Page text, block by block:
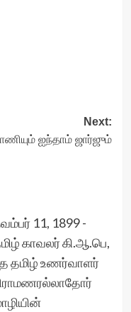
Next:
ஐந்தாம் ஜார்ஜும்
11, 1899 -
காவலர் கி.ஆ.பெ,
தமிழ் உணர்வாளர்